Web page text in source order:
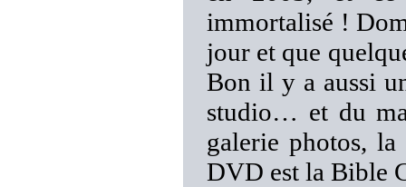
immortalisé !
jour et que
Bon il y a aussi
studio… et du
galerie photos,
DVD est la Bible